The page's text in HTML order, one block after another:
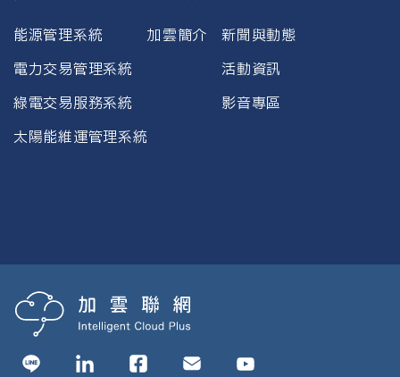
竑映
有限
公司
V V
昌
V
董事會進修與職能強化
露標準。
3. 公司治理評鑑成績逐年提
以上）。
4. 持續優化董事會組成結構，
權責單位
財會部、法務部、稽核室
1. 無重大違反經濟、環境及社
2024年度關鍵風險盤點與管理對策
風險
潛
在
衝
理審查會議中報告稽核結果，
同時監督委外廠商合約中資安
與保密條款之執行情況。
資訊防護措施與資安策略
能源管理系統
電力交易管理系統
綠電交易服務系統
太陽能維運管理系統
加雲簡介
新聞與動態
活動資訊
影音專區